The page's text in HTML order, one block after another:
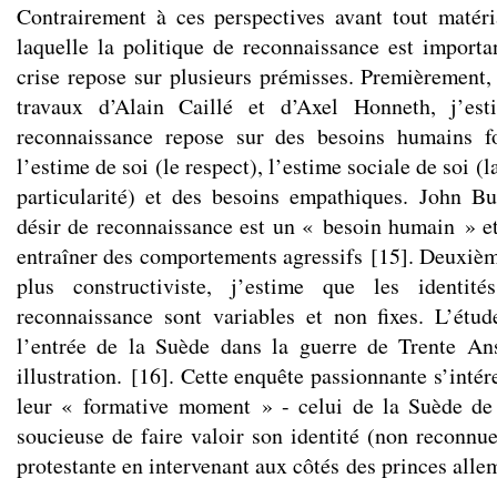
Contrairement à ces perspectives avant tout
laquelle la politique de reconnaissance est
crise repose sur plusieurs prémisses.
travaux d’Alain Caillé et d’Axel Honneth,
reconnaissance repose sur des besoins humains
l’estime de soi (le respect), l’estime sociale de soi
particularité) et des besoins empathiques. John
désir de reconnaissance est un « besoin humain »
entraîner des comportements agressifs [15].
plus constructiviste, j’estime que les
reconnaissance sont variables et non fixes.
l’entrée de la Suède dans la guerre de Trente
illustration. [16]. Cette enquête passionnante
leur « formative moment » - celui de la Suède
soucieuse de faire valoir son identité (non
protestante en intervenant aux côtés des princes